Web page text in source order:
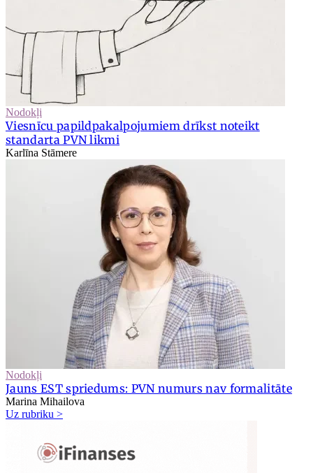
Nodokļi
Viesnīcu papildpakalpojumiem drīkst noteikt
standarta PVN likmi
Karlīna Stāmere
Nodokļi
Jauns EST spriedums: PVN numurs nav formalitāte
Marina Mihailova
Uz rubriku >